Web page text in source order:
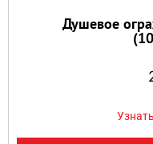
Душевое